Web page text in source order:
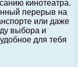
кинотеатра.
перерыв на
или даже
выбора и
для тебя